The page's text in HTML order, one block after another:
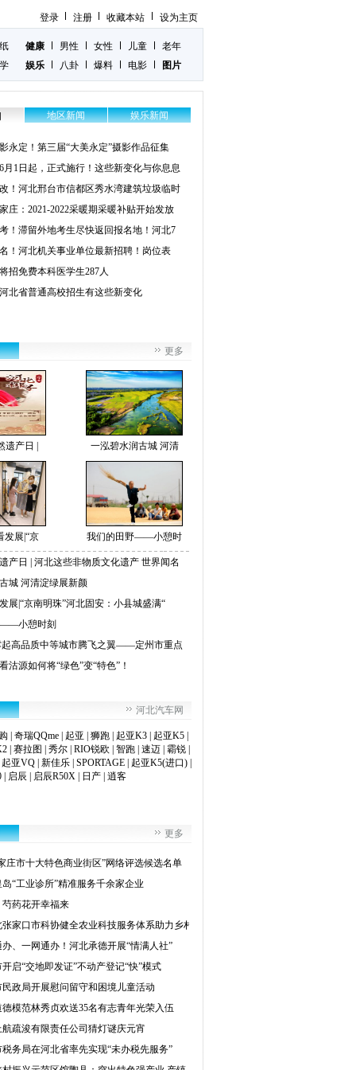
登录 注册 收藏本站 设为主页
健康 男性 女性 儿童
老年
娱乐
八卦 爆料 电影 图片
地区新闻 娱乐新闻
永定！第三届“大美永定”摄影作品征集
月1日起，正式施行！这些新变化与你息息
！河北邢台市信都区秀水湾建筑垃圾临时
庄：2021-2022采暖期采暖补贴开始发放
！滞留外地考生尽快返回报名地！河北7
！河北机关事业单位最新招聘！岗位表
招免费本科医学生287人
北省普通高校招生有这些新变化
更多
产日 | 一泓碧水润古城 河清
发展|“京 我们的田野——小憩时
产日 | 河北这些非物质文化遗产 世界闻名
城 河清淀绿展新颜
展|“京南明珠”河北固安：小县城盛满“
小憩时刻
起高品质中等城市腾飞之翼——定州市重点
沽源如何将“绿色”变“特色”！
河北汽车网
奇瑞QQme 起亚 狮跑 起亚K3 起亚K5
赛拉图 秀尔 RIO锐欧 智跑 速迈 霸锐
起亚VQ 新佳乐 SPORTAGE 起亚K5(进口)
启辰 启辰R50X 日产 逍客
更多
庄市十大特色商业街区”网络评选候选名单
岛“工业诊所”精准服务千余家企业
芍药花开幸福来
张家口市科协健全农业科技服务体系助力乡村
、一网通办！河北承德开展“情满人社”
启“交地即发证”不动产登记“快”模式
民政局开展慰问留守和困境儿童活动
模范林秀贞欢送35名有志青年光荣入伍
航疏浚有限责任公司猜灯谜庆元宵
务局在河北省率先实现“未办税先服务”